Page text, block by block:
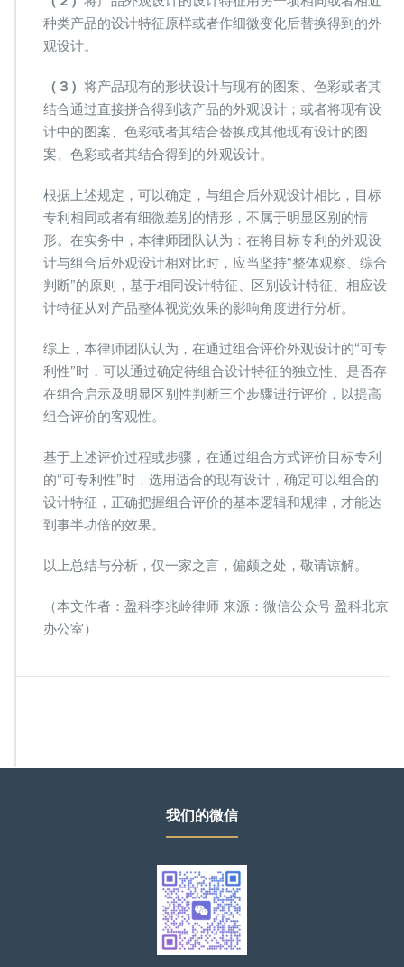
种类产品的设计特征原样或者作细微变化后替换得到的外
观设计。
（３） 将产品现有的形状设计与现有的图案、色彩或者其
结合通过直接拼合得到该产品的外观设计；或者将现有设
计中的图案、色彩或者其结合替换成其他现有设计的图
案、色彩或者其结合得到的外观设计。
根据上述规定，可以确定，与组合后外观设计相比，目标
专利相同或者有细微差别的情形，不属于明显区别的情
形。在实务中，本律师团队认为：在将目标专利的外观设
计与组合后外观设计相对比时，应当坚持“整体观察、综合
判断”的原则，基于相同设计特征、区别设计特征、相应设
计特征从对产品整体视觉效果的影响角度进行分析。
综上，本律师团队认为，在通过组合评价外观设计的“可专
利性”时，可以通过确定待组合设计特征的独立性、是否存
在组合启示及明显区别性判断三个步骤进行评价，以提高
组合评价的客观性。
基于上述评价过程或步骤，在通过组合方式评价目标专利
的“可专利性”时，选用适合的现有设计，确定可以组合的
设计特征，正确把握组合评价的基本逻辑和规律，才能达
到事半功倍的效果。
以上总结与分析，仅一家之言，偏颇之处，敬请谅解。
（本文作者：盈科李兆岭律师 来源：微信公众号 盈科北京
办公室）
我们的微信